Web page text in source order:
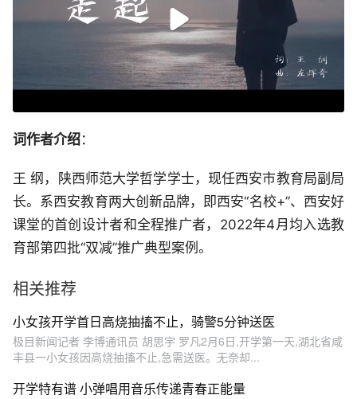
词作者介绍：
王 纲，陕西师范大学哲学学士，现任西安市教育局副局
长。系西安教育两大创新品牌，即西安“名校+”、西安好
课堂的首创设计者和全程推广者，2022年4月均入选教
育部第四批“双减”推广典型案例。
相关推荐
小女孩开学首日高烧抽搐不止，骑警5分钟送医
极目新闻记者 李博通讯员 胡思宇 罗凡2月6日,开学第一天,湖北省咸
丰县一小女孩因高烧抽搐不止,急需送医。无奈却...
开学特有谱 小弹唱用音乐传递青春正能量